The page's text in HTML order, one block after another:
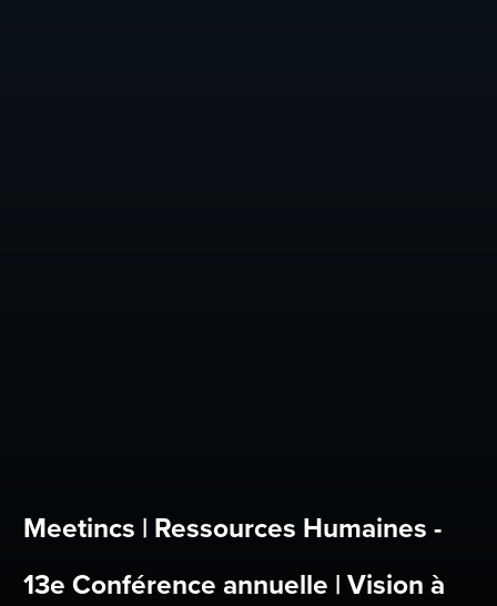
Meetincs | Ressources Humaines -
13e Conférence annuelle | Vision à